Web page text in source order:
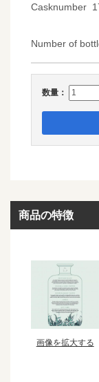
Casknumber
Number of
数量：
商品の特徴
画像を拡大する